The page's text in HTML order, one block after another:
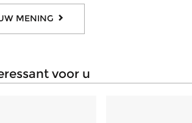
MENING
voor u